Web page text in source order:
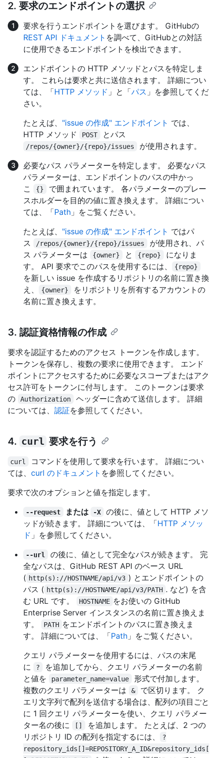
2. 要求のエンドポイントの選択
要求を行うエンドポイントを選びます。 GitHubの
REST API ドキュメント を調べて、GitHubとの対話
に使用できるエンドポイントを検出できます。
エンドポイントの HTTP メソッドとパスを特定しま
す。 これらは要求と共に送信されます。 詳細につい
ては、「HTTP メソッド 」と「パス 」を参照してくだ
さい。
たとえば、 "issue の作成" エンドポイント では、
HTTP メソッド
POST とパス
/repos/{owner}/{repo}/issues
が使用されます。
必要なパス パラメーターを特定します。 必要なパス
パラメーターは、エンドポイントのパスの中かっ
こ
{}
で囲まれています。 各パラメーターのプレー
スホルダーを目的の値に置き換えます。 詳細につい
ては、「Path 」をご覧ください。
たとえば、 "issue の作成" エンドポイント ではパ
ス
/repos/{owner}/{repo}/issues
が使用され、パ
ス パラメーターは
{owner} と {repo}
になりま
す。 API 要求でこのパスを使用するには、
{repo}
を新しい issue を作成するリポジトリの名前に置き換
え、
{owner}
をリポジトリを所有するアカウントの
名前に置き換えます。
3. 認証資格情報の作成
要求を認証するためのアクセス トークンを作成します。
トークンを保存し、複数の要求に使用できます。 エンド
ポイントにアクセスするために必要なスコープまたはアク
セス許可をトークンに付与します。 このトークンは要求
の
Authorization
ヘッダーに含めて送信します。 詳細
については、 認証を参照してください。
4. curl 要求を行う
curl
コマンドを使用して要求を行います。 詳細につい
ては、 curl のドキュメント を参照してください。
要求で次のオプションと値を指定します。
--request または -X
の後に、値として HTTP メソ
ッドが続きます。 詳細については、「HTTP メソッ
ド 」を参照してください。
--url
の後に、値として完全なパスが続きます。 完
全なパスは、GitHub REST API のベース URL
( http(s)://HOSTNAME/api/v3 ) とエンドポイントの
パス ( http(s)://HOSTNAME/api/v3/PATH . など) を含
む URL です。
HOSTNAME をお使いの GitHub
Enterprise Server インスタンスの名前に置き換えま
す。
PATH をエンドポイントのパスに置き換えま
す。 詳細については、「Path 」をご覧ください。
クエリ パラメーターを使用するには、パスの末尾
に
?
を追加してから、クエリ パラメーターの名前
と値を
parameter_name=value
形式で付加します。
複数のクエリ パラメーターは
&
で区切ります。 ク
エリ文字列で配列を送信する場合は、配列の項目ごと
に 1 回クエリ パラメーターを使い、クエリ パラメー
ター名の後に
[]
を追加します。 たとえば、2 つの
リポジトリ ID の配列を指定するには、
?
repository_ids[]=REPOSITORY_A_ID&repository_ids[